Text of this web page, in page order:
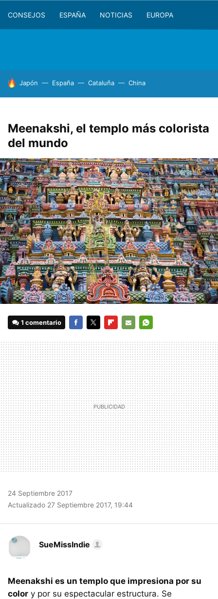
CONSEJOS ESPAÑA NOTICIAS EUROPA
HOY SE HABLA DE
Japón España Cataluña China
Meenakshi, el templo más colorista
del mundo
1 comentario
MAIL
24 Septiembre 2017
Actualizado 27 Septiembre 2017, 19:44
SueMissIndie
Meenakshi es un templo que impresiona por su
color y por su espectacular estructura. Se